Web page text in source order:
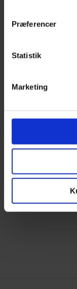
samtykke
Præferencer
Statistik
Marketing
Our Partner
Partner take away
Contact & FAQ
#Earlybirddk